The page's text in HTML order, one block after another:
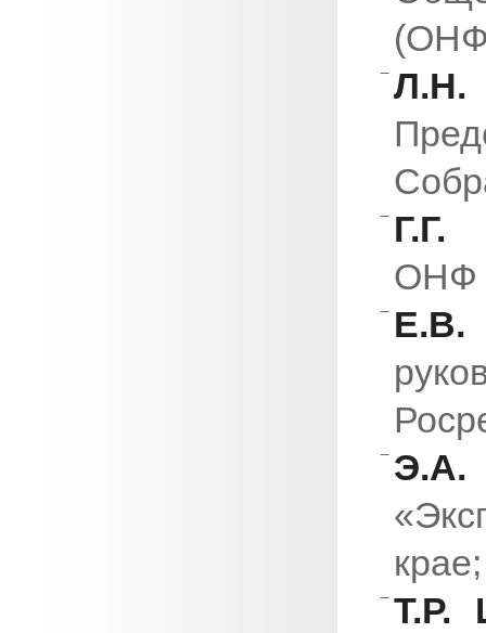
Г.Г.
ОНФ
Е.В.
Э.А.
крае;
Т.Р.